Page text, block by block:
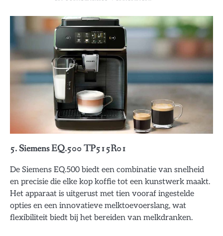
5. Siemens EQ.500 TP515R01
De Siemens EQ.500 biedt een combinatie van snelheid
en precisie die elke kop koffie tot een kunstwerk maakt.
Het apparaat is uitgerust met tien vooraf ingestelde
opties en een innovatieve melktoevoerslang, wat
flexibiliteit biedt bij het bereiden van melkdranken.